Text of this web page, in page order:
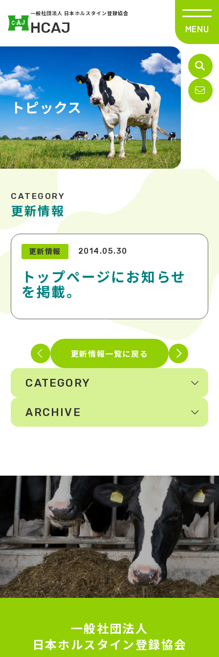
一般社団法人 日本ホルスタイン登録協会
HCAJ
トピックス
更新情報
更新情報 2014.05.30
トップページにお知らせ
を掲載。
更新情報一覧に戻る
CATEGORY
ARCHIVE
一般社団法人
日本ホルスタイン登録協会